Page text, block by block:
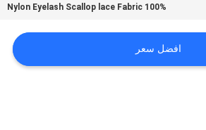
100% Nylon Eyelash Scallop lace Fabric
افضل سعر